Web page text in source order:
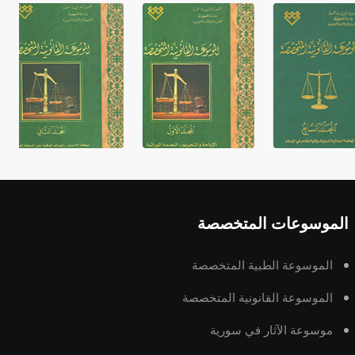
غير متصلة، وتعتمد المبدأ الأكوروفوني،
حيث تقتصر القيمة الصوتية للعلامة الك
الموسوعات المتخصصة
الموسوعة الطبية المتخصصة
الموسوعة القانونية المتخصصة
موسوعة الآثار في سورية